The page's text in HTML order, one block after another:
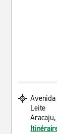
Leite